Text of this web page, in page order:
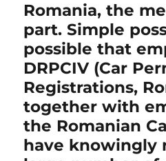
Romania, the
part. Simple
possible that
DRPCIV (Car
Registrations,
together with
the Romanian
have knowingly